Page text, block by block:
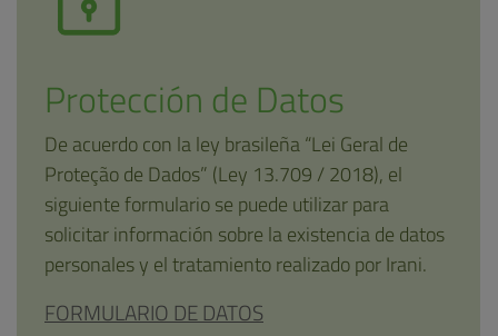
Protección de Datos
De acuerdo con la ley brasileña “Lei Geral de
Proteção de Dados” (Ley 13.709 / 2018), el
siguiente formulario se puede utilizar para
solicitar información sobre la existencia de datos
personales y el tratamiento realizado por Irani.
FORMULARIO DE DATOS